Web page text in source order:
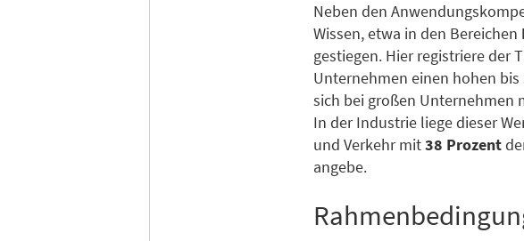
Neben den
Wissen, etwa in den Bereichen
gestiegen. Hier registriere der
Unternehmen einen hohen
sich bei großen Unternehmen
In der Industrie liege dieser
und Verkehr mit38 Prozent
angebe.